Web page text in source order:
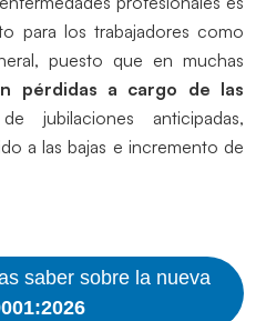
para los trabajadores como
puesto que en muchas
pérdidas a cargo de las
jubilaciones anticipadas,
a las bajas e incremento de
saber sobre la nueva